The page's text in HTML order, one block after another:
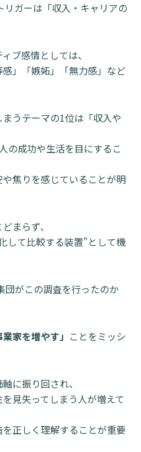
ガーは「収入・キャリアの
ブ感情としては、
感」「嫉妬」「無力感」など
うテーマの1位は「収入や
の成功や生活を目にするこ
焦りを感じていることが明
まらず、
して比較する装置”として機
がこの調査を行ったのか
家を増やす」 ことをミッシ
に振り回され、
見失ってしまう人が増えて
正しく理解することが重要